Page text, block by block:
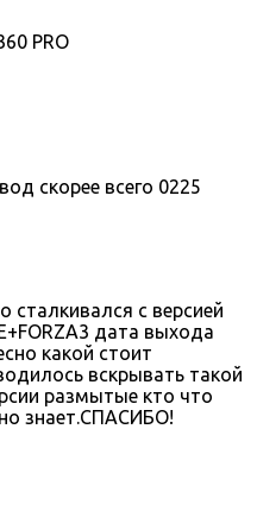
PRO
скорее всего 0225
сталкивался с версией
дата выхода
какой стоит
вскрывать такой
размытые кто что
знает.СПАСИБО!